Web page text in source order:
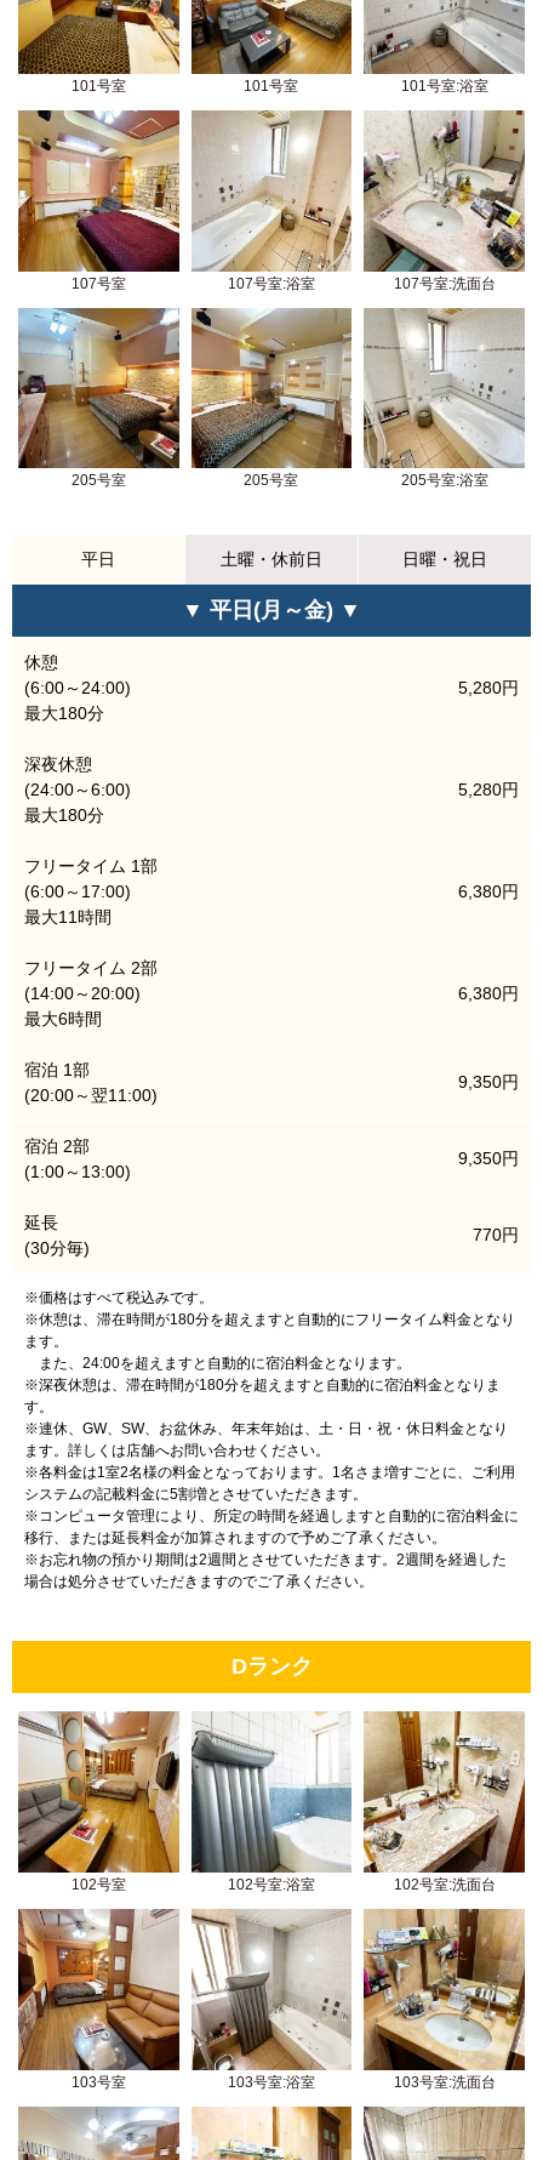
101号室 101号室 101号室:浴室
107号室 107号室:浴室 107号室:洗面台
205号室 205号室 205号室:浴室
平日 土曜・休前日 日曜・祝日
▼ 平日(月～金) ▼
休憩
(6:00～24:00)
最大180分
5,280円
深夜休憩
(24:00～6:00)
最大180分
5,280円
フリータイム 1部
(6:00～17:00)
最大11時間
6,380円
フリータイム 2部
(14:00～20:00)
最大6時間
6,380円
宿泊 1部
(20:00～翌11:00)
9,350円
宿泊 2部
(1:00～13:00)
9,350円
延長
(30分毎)
770円
※価格はすべて税込みです。
※休憩は、滞在時間が180分を超えますと自動的にフリータイム料金となり
ます。
また、24:00を超えますと自動的に宿泊料金となります。
※深夜休憩は、滞在時間が180分を超えますと自動的に宿泊料金となりま
す。
※連休、GW、SW、お盆休み、年末年始は、土・日・祝・休日料金となり
ます。詳しくは店舗へお問い合わせください。
※各料金は1室2名様の料金となっております。1名さま増すごとに、ご利用
システムの記載料金に5割増とさせていただきます。
※コンピュータ管理により、所定の時間を経過しますと自動的に宿泊料金に
移行、または延長料金が加算されますので予めご了承ください。
※お忘れ物の預かり期間は2週間とさせていただきます。2週間を経過した
場合は処分させていただきますのでご了承ください。
Dランク
102号室 102号室:浴室 102号室:洗面台
103号室 103号室:浴室 103号室:洗面台